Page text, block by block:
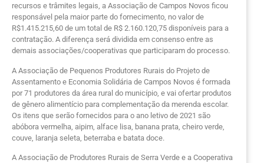
recursos e trâmites legais, a Associação de Campos Novos ficou
responsável pela maior parte do fornecimento, no valor de
R$1.415.215,60 de um total de R$ 2.160.120,75 disponíveis para a
contratação. A diferença será dividida em consenso entre as
demais associações/cooperativas que participaram do processo.
A Associação de Pequenos Produtores Rurais do Projeto de
Assentamento e Economia Solidária de Campos Novos é formada
por 71 produtores da área rural do município, e vai ofertar produtos
de gênero alimentício para complementação da merenda escolar.
Os itens que serão fornecidos para o ano letivo de 2021 são
abóbora vermelha, aipim, alface lisa, banana prata, cheiro verde,
couve, laranja seleta, beterraba e batata doce.
A Associação de Produtores Rurais de Serra Verde e a Cooperativa